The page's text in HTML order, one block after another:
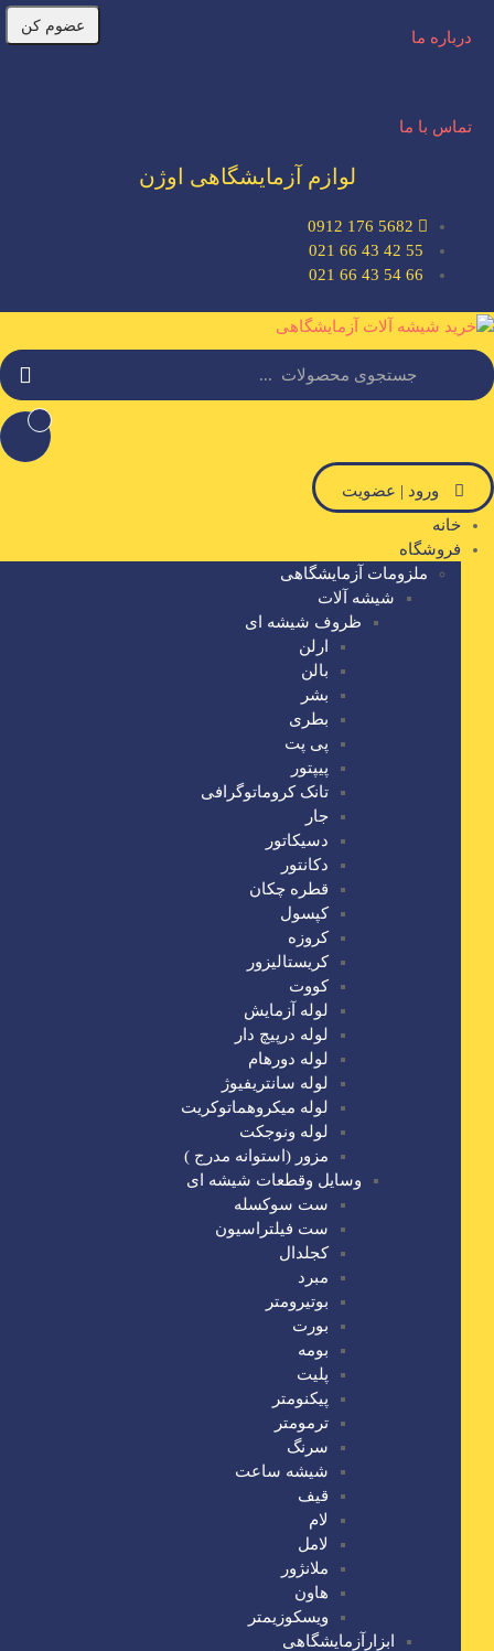
درباره ما
تماس با ما
لوازم آزمایشگاهی اوژن
5682 176 0912
55 42 43 66 021
66 54 43 66 021
ورود | عضویت
خانه
فروشگاه
ملزومات آزمایشگاهی
شیشه آلات
ظروف شیشه ای
ارلن
بالن
بشر
بطری
پی پت
پیپتور
تانک کروماتوگرافی
جار
دسیکاتور
دکانتور
قطره چکان
کپسول
کروزه
کریستالیزور
کووت
لوله آزمایش
لوله درپیچ دار
لوله دورهام
لوله سانتریفیوژ
لوله میکروهماتوکریت
لوله ونوجکت
مزور (استوانه مدرج )
وسایل وقطعات شیشه ای
ست سوکسله
ست فیلتراسیون
کجلدال
مبرد
بوتیرومتر
بورت
بومه
پلیت
پیکنومتر
ترمومتر
سرنگ
شیشه ساعت
قیف
لام
لامل
ملانژور
هاون
ویسکوزیمتر
ابزارآزمایشگاهی
عضوم کن